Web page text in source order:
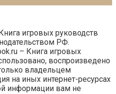
игровых руководств
РФ.
– Книга игровых
воспроизведено
владельцем
на иных интернет-ресурсах
информации вам не